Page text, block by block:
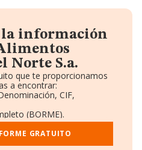
la información
Norte S.a.
que te proporcionamos
a encontrar:
CIF,
(BORME).
y Empleados.
y Administradores.
GRATUITO